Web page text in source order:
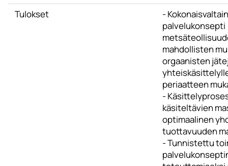
Tulokset
-
palvelukonsepti
mahdollisten
orgaanisten
periaatteen
-
käsiteltävien
optimaalinen
tuottavuuden
- Tunnistettu